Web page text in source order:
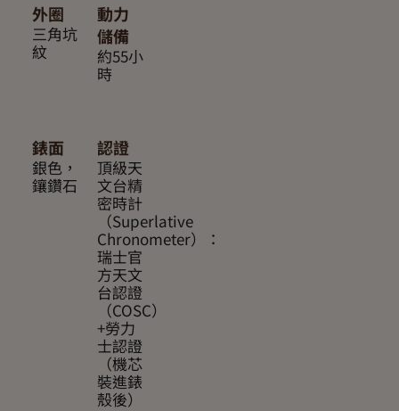
錶面
銀色，
鑲鑽石
外圈
三角坑
紋
動力
儲備
約55小
時
認證
頂級天
文台精
密時計
（Superlative
Chronometer）：
瑞士官
方天文
台認證
（COSC）
+勞力
士認證
（機芯
裝進錶
殼後）